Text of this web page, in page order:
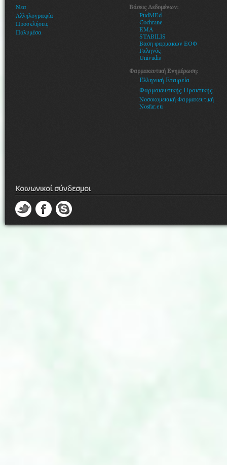
Νεα
Αλληλογραφία
Προσκλήσεις
Πολυμέσα
Βάσεις Δεδομένων:
PudMEd
Cochrane
EMA
STABILIS
Βαση φαρμακων ΕΟΦ
Γαληνός
Univadis
Φαρμακευτική Ενημέρωση:
Ελληνική Εταιρεία
Φαρμακευτικής Πρακτικής
Νοσοκομειακή Φαρμακευτική
Nosfar.eu
Κοινωνικοί σύνδεσμοι